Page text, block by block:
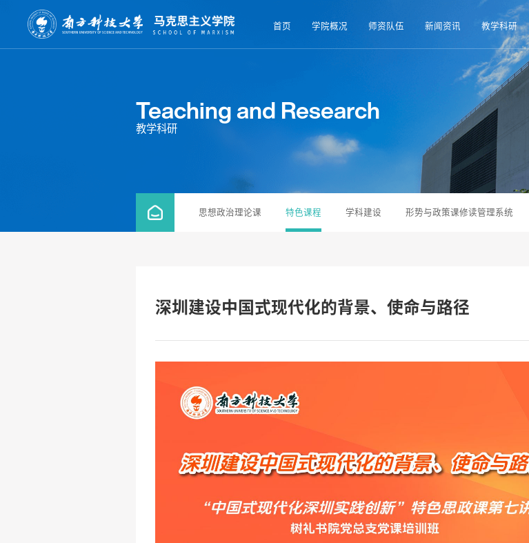
首页 学院概况 师资队伍 新闻资讯 教学科研
Teaching and Research
教学科研
思想政治理论课 特色课程 学科建设 形势与政策课修读管理系统
深圳建设中国式现代化的背景、使命与路径